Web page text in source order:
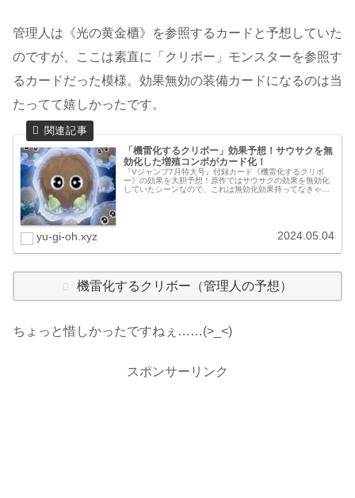
管理人は《光の黄金櫃》を参照するカードと予想していた
のですが、ここは素直に「クリボー」モンスターを参照す
るカードだった模様。効果無効の装備カードになるのは当
たってて嬉しかったです。
「機雷化するクリボー」効果予想！サウサクを無
効化した増殖コンボがカード化！
『Vジャンプ7月特大号』付録カード《機雷化するクリボ
ー》の効果を大胆予想！原作ではサウサクの効果を無効化
していたシーンなので、これは無効化効果持ってなきゃ噓
yu-gi-oh.xyz 2024.05.04
機雷化するクリボー（管理人の予想）
ちょっと惜しかったですねぇ……(>_<)
スポンサーリンク